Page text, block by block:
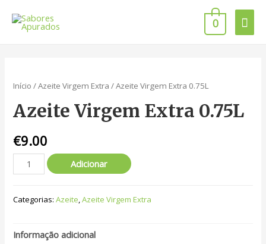
0
Início /Azeite Virgem Extra / Azeite Virgem Extra 0.75L
Azeite Virgem Extra 0.75L
€9.00
Adicionar
Categorias:Azeite,Azeite Virgem Extra
Informação adicional